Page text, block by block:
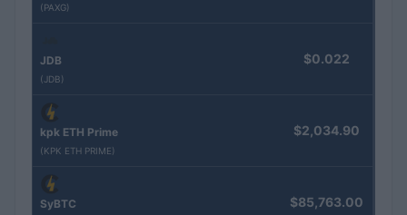
(PAXG)
JDB
(JDB)
$0.022
kpk ETH Prime
(KPK ETH PRIME)
$2,034.90
SyBTC $85,763.00